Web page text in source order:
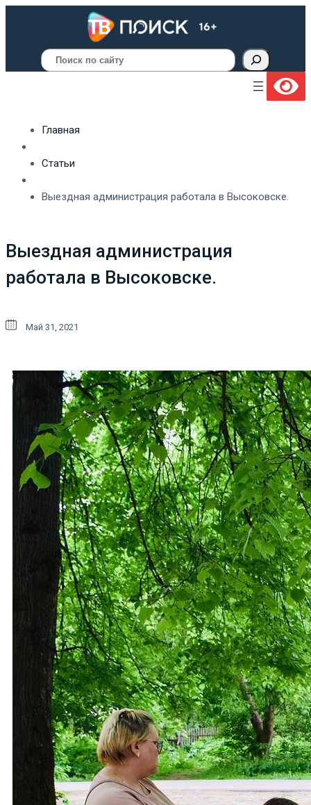
Поиск
Главная
Статьи
Выездная администрация работала в Высоковске.
Выездная администрация
работала в Высоковске.
Май 31, 2021